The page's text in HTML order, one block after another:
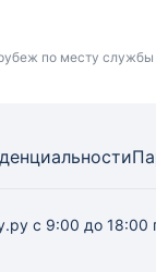
по месту
с 9:00 до 18:00